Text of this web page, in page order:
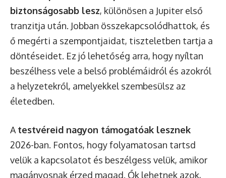
biztonságosabb lesz, különösen a Jupiter első
tranzitja után. Jobban összekapcsolódhattok, és
ő megérti a szempontjaidat, tiszteletben tartja a
döntéseidet. Ez jó lehetőség arra, hogy nyíltan
beszélhess vele a belső problémáidról és azokról
a helyzetekről, amelyekkel szembesülsz az
életedben.
A testvéreid nagyon támogatóak lesznek
2026-ban. Fontos, hogy folyamatosan tartsd
velük a kapcsolatot és beszélgess velük, amikor
magányosnak érzed magad. Ők lehetnek azok,